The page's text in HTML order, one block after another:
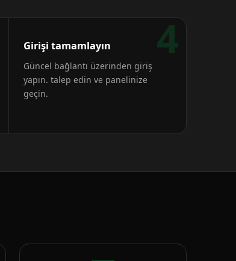
4
Girişi tamamlayın
Güncel bağlantı üzerinden giriş
yapın. talep edin ve panelinize
geçin.